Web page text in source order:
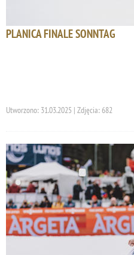
PLANICA FINALE SONNTAG
Utworzono: 31.03.2025 | Zdjęcia: 682